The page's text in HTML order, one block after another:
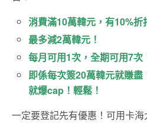
消費滿10萬韓元，有10%折
最多減2萬韓元！
每月可用1次，全期可用7次
即係每次簽20萬韓元就賺
就爆cap！輕鬆！
一定要登記先有優惠！可用卡